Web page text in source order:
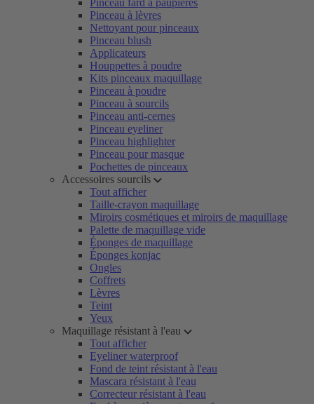
Pinceau fard à paupières
Pinceau à lèvres
Nettoyant pour pinceaux
Pinceau blush
Applicateurs
Houppettes à poudre
Kits pinceaux maquillage
Pinceau à poudre
Pinceau à sourcils
Pinceau anti-cernes
Pinceau eyeliner
Pinceau highlighter
Pinceau pour masque
Pochettes de pinceaux
Accessoires sourcils
Tout afficher
Taille-crayon maquillage
Miroirs cosmétiques et miroirs de maquillage
Palette de maquillage vide
Éponges de maquillage
Éponges konjac
Ongles
Coffrets
Lèvres
Teint
Yeux
Maquillage résistant à l'eau
Tout afficher
Eyeliner waterproof
Fond de teint résistant à l'eau
Mascara résistant à l'eau
Correcteur résistant à l'eau